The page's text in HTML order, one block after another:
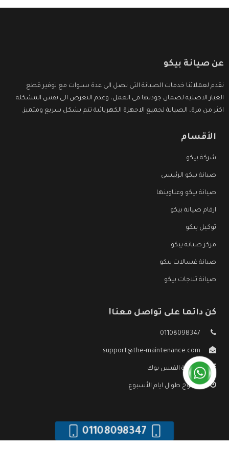
عن صيانة بيكو
نقدم لعملائنا خدمات الصيانة التى تصل الى عدة سنوات مع توفير قطع
الغيار الاصلية لضمان جودتها فى العمل، وعدم التعرض الى نفس المشكلة
اكثر من مرة، الصيانة لجميع الاجهزة الكهربائية تتم بشكل سريع ومتميز.
الأقسام
شركة بيكو
صيانة بيكو الرئيسي
صيانة بيكو وعناوينها
ارقام صيانة بيكو
توكيل بيكو
مركز صيانة بيكو
صيانة غسالات بيكو
صيانة ثلاجات بيكو
كن دائما على تواصل معنا!
01108098347
support@the-maintenance.com
صفحة الفيس بوك
مفتوح طوال ايام الأسبوع
01108098347